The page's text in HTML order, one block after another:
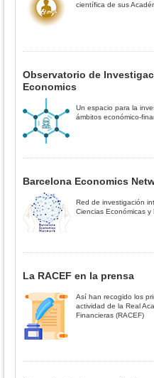
científica de sus
Observatorio de
Economics
Un espacio para la
ámbitos económico-
Barcelona Economics
Red de investigación
Ciencias Económicas y
La RACEF en la prensa
Así han recogido los
actividad de la Real
Financieras (RACEF)